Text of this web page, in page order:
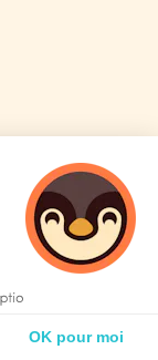
OK pour moi
2 personnes
consultent
actuellement cette